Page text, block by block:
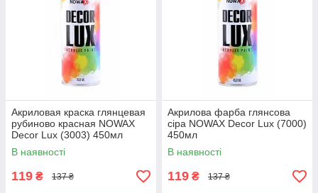
Акриловая краска глянцевая
рубиново красная NOWAX
Decor Lux (3003) 450мл
В наявності
119 ₴ 137 ₴
Акрилова фарба глянсова
сіра NOWAX Decor Lux (7000)
450мл
В наявності
119 ₴ 137 ₴